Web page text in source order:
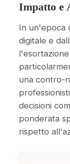
Impatto e
In un'epoca
digitale e
una contro-
decisioni
ponderata
rispetto